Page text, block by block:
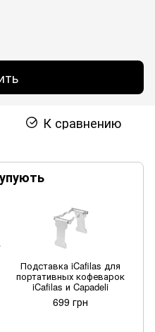
К сравнению
Подставка iCafilas для
портативных кофеварок
iCafilas и Capadeli
699 грн